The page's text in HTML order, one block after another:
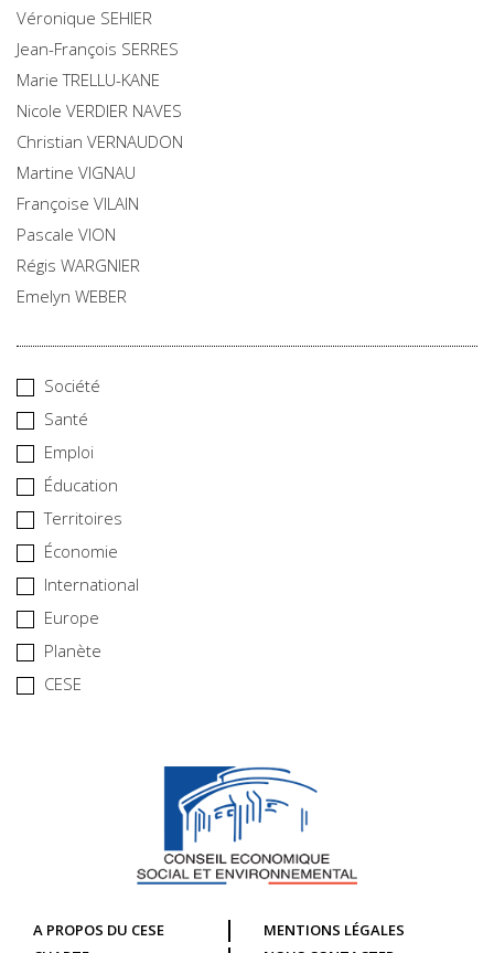
Véronique SEHIER
Jean-François SERRES
Marie TRELLU-KANE
Nicole VERDIER NAVES
Christian VERNAUDON
Martine VIGNAU
Françoise VILAIN
Pascale VION
Régis WARGNIER
Emelyn WEBER
Société
Santé
Emploi
Éducation
Territoires
Économie
International
Europe
Planète
CESE
A PROPOS DU CESE
MENTIONS LÉGALES